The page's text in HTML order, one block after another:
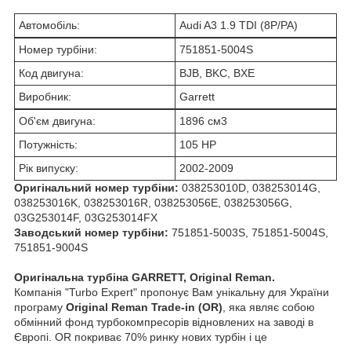
Автомобіль:
Audi A3 1.9 TDI (8P/PA)
Номер турбіни:
751851-5004S
Код двигуна:
BJB, BKC, BXE
Виробник:
Garrett
Об'єм двигуна:
1896 см3
Потужність:
105 HP
Рік випуску:
2002-2009
Оригінальний номер турбіни: 038253010D, 038253014G,
038253016K, 038253016R, 038253056E, 038253056G,
03G253014F, 03G253014FX
Заводський номер турбіни: 751851-5003S, 751851-5004S,
751851-9004S
Оригінальна турбіна GARRETT, Original Reman.
Компанія "Turbo Expert" пропонує Вам унікальну для України
програму Original Reman Trade-in (OR) , яка являє собою
обмінний фонд турбокомпресорів відновлених на заводі в
Європі. OR покриває 70% ринку нових турбін і це